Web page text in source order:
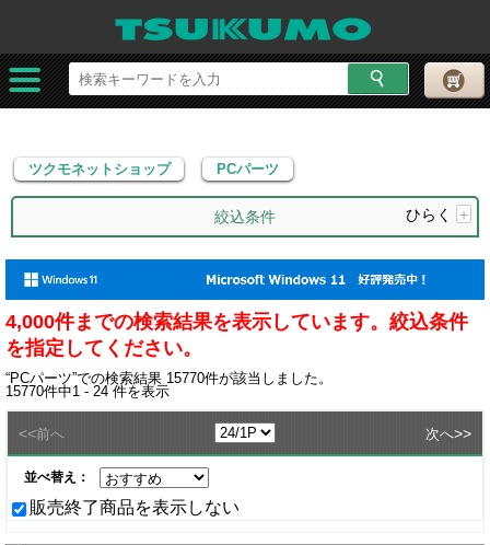
ツクモネットショップ PCパーツ
ツクモネットショップ PCパーツ
絞込条件 ひらく +
4,000件までの検索結果を表示しています。絞込条件
を指定してください。
“PCパーツ”での検索結果 15770件が該当しました。
15770件中1 - 24件を表示
<<前へ 次へ>>
並べ替え：
販売終了商品を表示しない